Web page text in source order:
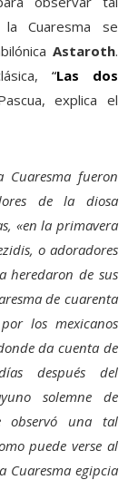
Cuaresma se
Astaroth.
“Las dos
explica el
Cuaresma fueron
de la diosa
«en la primavera
o adoradores
heredaron de sus
de cuarenta
los mexicanos
da cuenta de
después del
solemne de
observó una tal
puede verse al
Cuaresma egipcia